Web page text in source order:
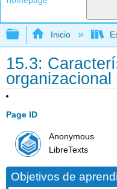
Expandir/
Inicio
15.3:
organizacional
Page ID
Anonymous
LibreTexts
Objetivos de